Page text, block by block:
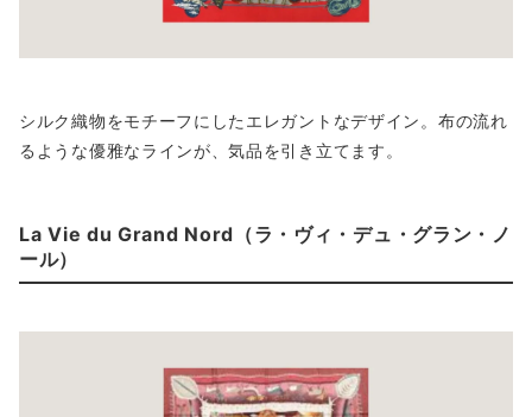
シルク織物をモチーフにしたエレガントなデザイン。布の流れ
るような優雅なラインが、気品を引き立てます。
La Vie du Grand Nord（ラ・ヴィ・デュ・グラン・ノ
ール）